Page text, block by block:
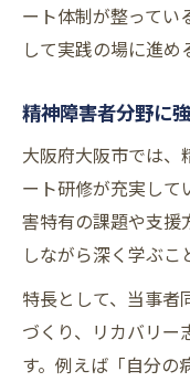
ート体制が整ってい
して実践の場に進め
精神障害者分野に
大阪府大阪市では、
ート研修が充実して
害特有の課題や支援
しながら深く学ぶこ
特長として、当事者
づくり、リカバリー
す。例えば「自分の